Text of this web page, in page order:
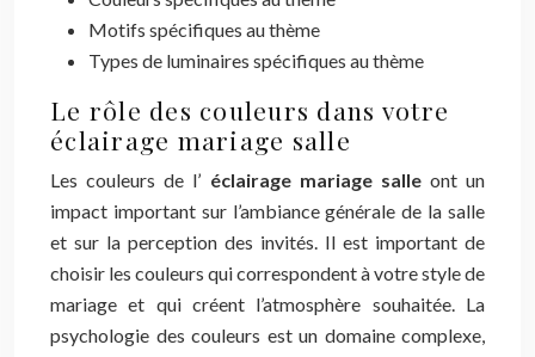
Motifs spécifiques au thème
Types de luminaires spécifiques au thème
Le rôle des couleurs dans votre
éclairage mariage salle
Les couleurs de l’ éclairage mariage salle ont un
impact important sur l’ambiance générale de la salle
et sur la perception des invités. Il est important de
choisir les couleurs qui correspondent à votre style de
mariage et qui créent l’atmosphère souhaitée. La
psychologie des couleurs est un domaine complexe,